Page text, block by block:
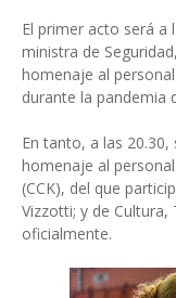
El primer acto será a
ministra de
homenaje al
durante la pandemia
En tanto, a las
homenaje al
(CCK), del que
Vizzotti; y de
oficialmente.